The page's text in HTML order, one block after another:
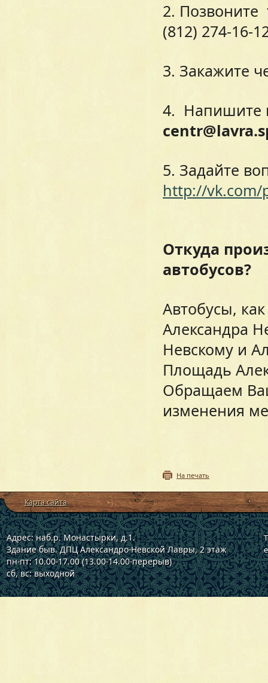
2. Позвоните
(812) 274-16-
3. Закажите
4. Напишите
5. Задайте
http://vk.com/
Откуда
автобусов?
Автобусы,
Александра
Невскому и
Площадь
Обращаем
изменения
На печать
Карта сайта
Адрес: наб.р. Монастырки, д.1.
Здание быв. ДПЦ Александро-Невской Лавры, 2 этаж
пн-пт: 10.00-17.00 (13.00-14.00-перерыв)
сб, вс: выходной